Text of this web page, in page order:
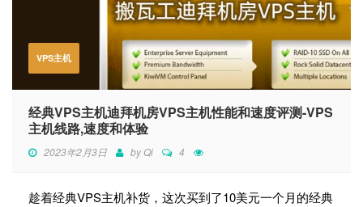
VPS主机
经典VPS主机迪拜机房VPS主机性能和速度评测-VPS
主机线路,速度和体验
2023年2月3日 byQi 4
趁着经典VPS主机补货，这次买到了10美元一个月的经典